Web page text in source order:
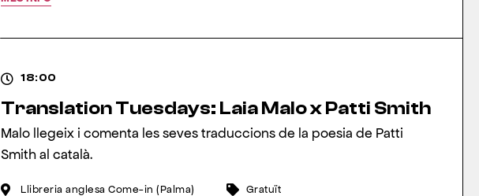
18:00
Translation Tuesdays: Laia Malo x Patti Smith
Malo llegeix i comenta les seves traduccions de la poesia de Patti
Smith al català.
Llibreria anglesa Come-in (Palma) Gratuït